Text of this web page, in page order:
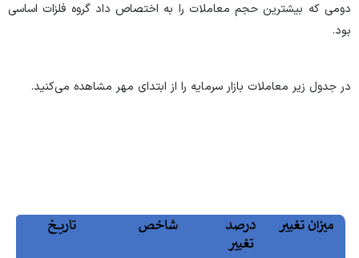
دومی که بیشترین حجم معاملات را به اختصاص داد گروه فلزات اساسی
بود.
در جدول زیر معاملات بازار سرمایه را از ابتدای مهر مشاهده می‌کنید.